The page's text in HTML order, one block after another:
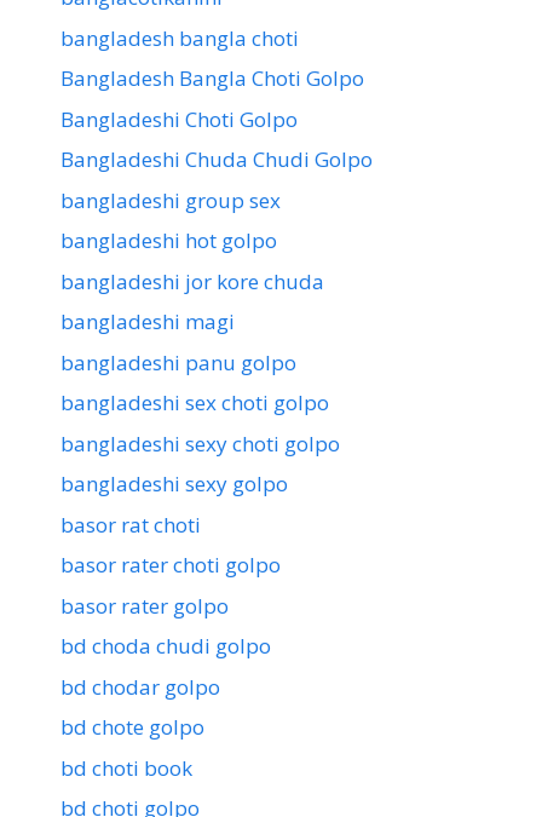
bangladesh bangla choti
Bangladesh Bangla Choti Golpo
Bangladeshi Choti Golpo
Bangladeshi Chuda Chudi Golpo
bangladeshi group sex
bangladeshi hot golpo
bangladeshi jor kore chuda
bangladeshi magi
bangladeshi panu golpo
bangladeshi sex choti golpo
bangladeshi sexy choti golpo
bangladeshi sexy golpo
basor rat choti
basor rater choti golpo
basor rater golpo
bd choda chudi golpo
bd chodar golpo
bd chote golpo
bd choti book
bd choti golpo